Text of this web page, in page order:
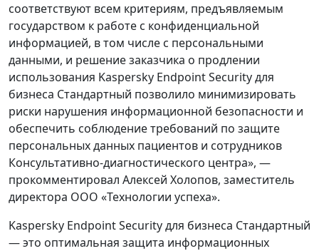
соответствуют всем критериям, предъявляемым
государством к работе с конфиденциальной
информацией, в том числе с персональными
данными, и решение заказчика о продлении
использования Kaspersky Endpoint Security для
бизнеса Стандартный позволило минимизировать
риски нарушения информационной безопасности и
обеспечить соблюдение требований по защите
персональных данных пациентов и сотрудников
Консультативно-диагностического центра», —
прокомментировал Алексей Холопов, заместитель
директора ООО «Технологии успеха».
Kaspersky Endpoint Security для бизнеса Стандартный
— это оптимальная защита информационных